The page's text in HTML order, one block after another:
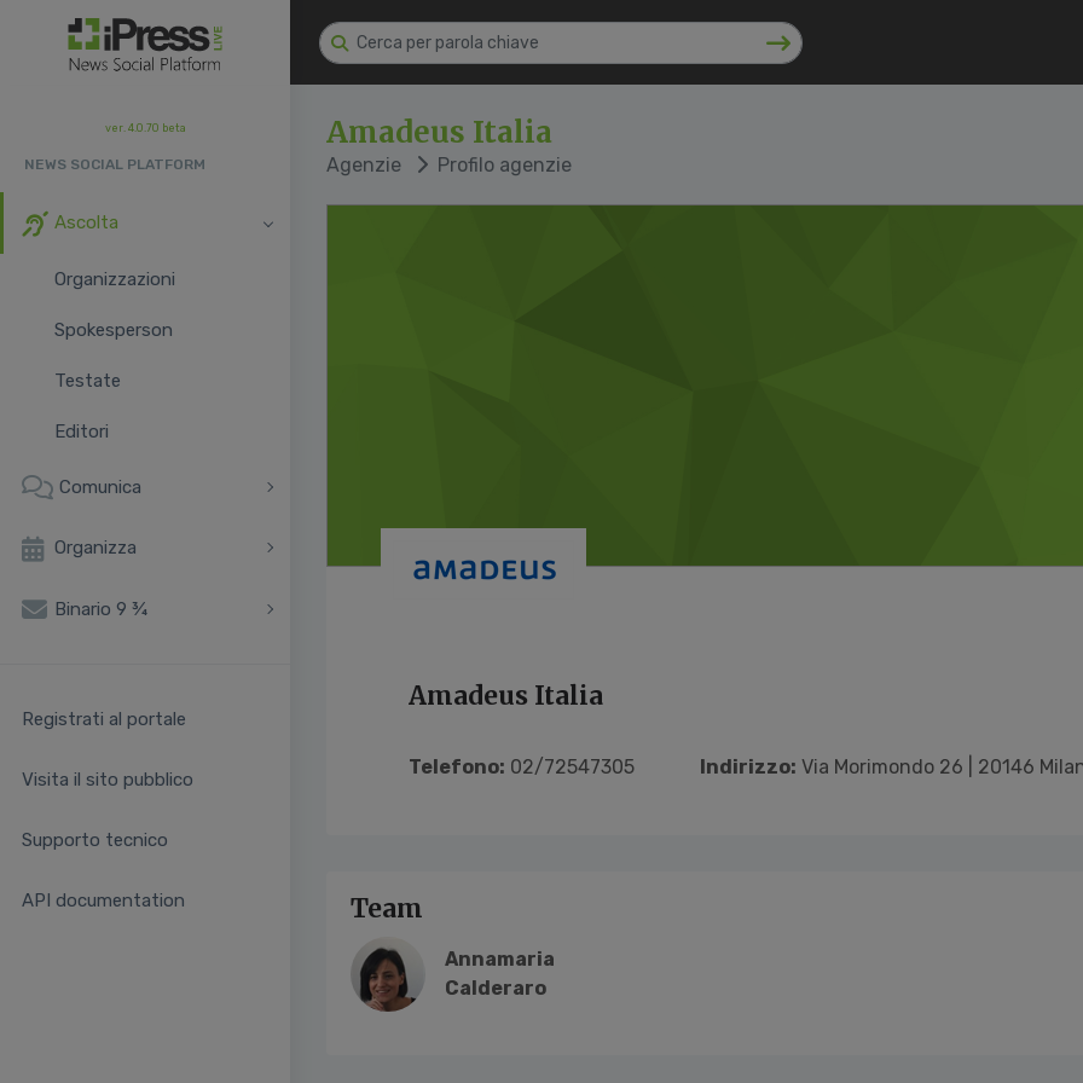
ver. 4.0.70 beta
NEWS SOCIAL PLATFORM
Ascolta
Organizzazioni
Spokesperson
Testate
Editori
Comunica
Organizza
Binario 9 ¾
Registrati al portale
Visita il sito pubblico
Supporto tecnico
API documentation
Amadeus Italia
Agenzie Profilo agenzie
Amadeus Italia
Telefono: 02/72547305 Indirizzo: Via Morimondo 26 | 20146
Team
Annamaria
Calderaro